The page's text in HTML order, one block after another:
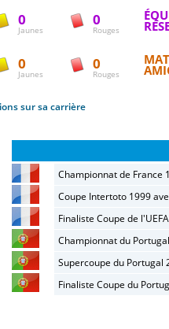
0
Jaunes
0
Rouges
0
Jaunes
0
Rouges
sur sa carrière
Championnat de France
Coupe Intertoto 1999
Finaliste Coupe de
Championnat du
Supercoupe du Portugal
Finaliste Coupe du